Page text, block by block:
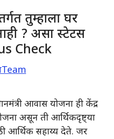
तुम्हाला घर
? असा स्टेटस
Check
आवास योजना ही केंद्र
असून ती आर्थिकदृष्ट्या
आर्थिक सहाय्य देते. जर